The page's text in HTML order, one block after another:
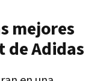
mejores
de Adidas